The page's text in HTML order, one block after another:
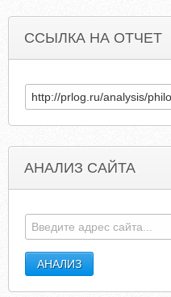
ССЫЛКА НА ОТЧЕТ
АНАЛИЗ САЙТА